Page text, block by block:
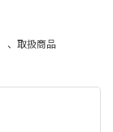
、 取扱商品